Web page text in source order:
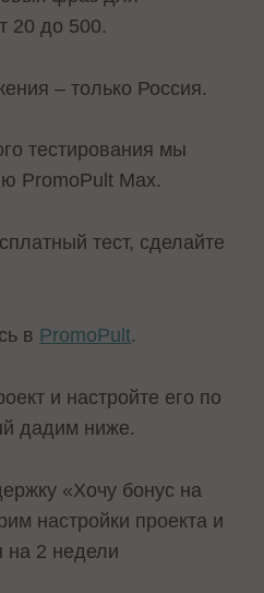
20 до 500.
– только Россия.
тестирования мы
PromoPult Max.
тест, сделайте
в PromoPult.
и настройте его по
дадим ниже.
«Хочу бонус на
настройки проекта и
на 2 недели